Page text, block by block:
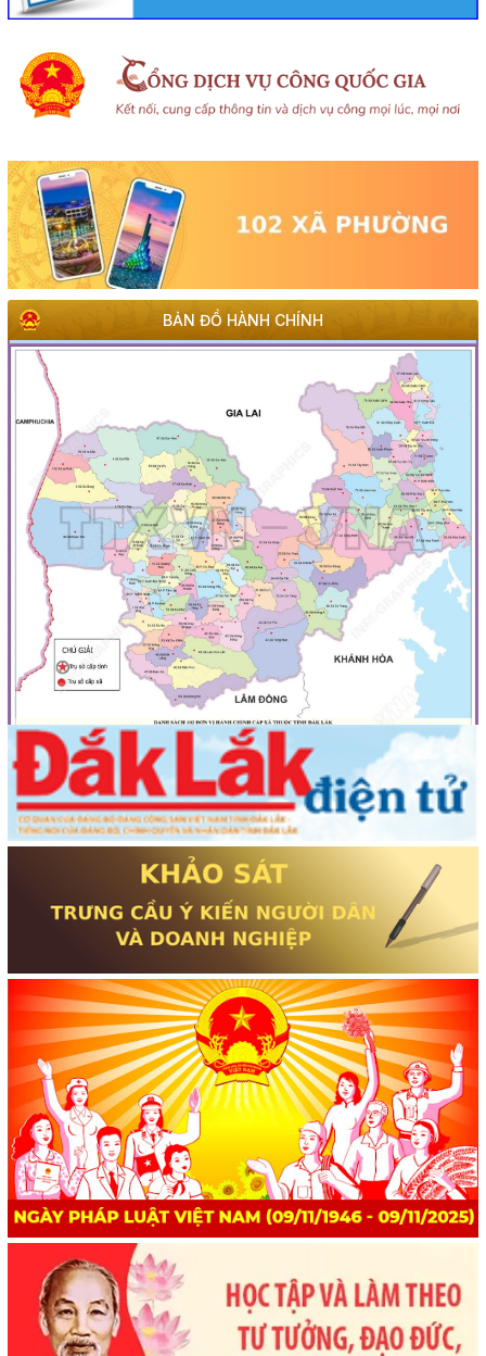
BẢN ĐỒ HÀNH CHÍNH
(02/08/2026, 00:00)
Giới thiệu thông tin về 17 khu đất đấu giá quyền sử dụng
(28/07/2026, 00:00)
Thông báo về việc tiếp nhận hồ sơ đề nghị chấp thuận
chủ trương đầu tư dự án: Nhà máy sản xuất viên nén gỗ
xuất khẩu và chế biến lâm sản - Thành Châu Đắk Lắk
(27/07/2026, 00:00)